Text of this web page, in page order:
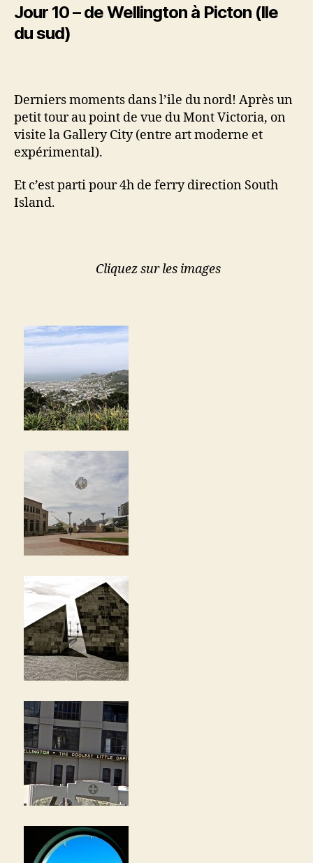
Jour 10 – de Wellington à Picton (Ile
du sud)
Derniers moments dans l’ile du nord! Après un
petit tour au point de vue du Mont Victoria, on
visite la Gallery City (entre art moderne et
expérimental).
Et c’est parti pour 4h de ferry direction South
Island.
Cliquez sur les images